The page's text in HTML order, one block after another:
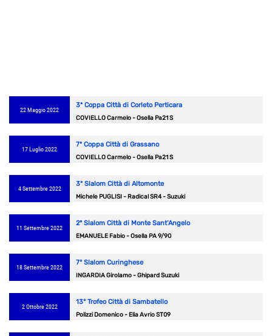
22 Maggio 2022
3ª Coppa Città di Corleto Perticara
COVIELLO Carmelo - Osella Pa21 S
17 Luglio 2022
7ª Coppa Città di Grassano
COVIELLO Carmelo - Osella Pa21 S
4 Settembre 2022
3° Slalom Città di Altomonte
Michele PUGLISI - Radical SR4 - Suzuki
11 Settembre 2022
2° Slalom Città di Monte Sant’Angelo
EMANUELE Fabio - Osella PA 9/90
18 Settembre 2022
7° Slalom Curinghese
INGARDIA Girolamo - Ghipard Suzuki
2 Ottobre 2022
13° Trofeo Città di Sambatello
Polizzi Domenico - Elia Avrio ST09